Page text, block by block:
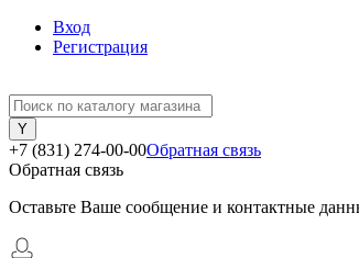
Вход
Регистрация
+7 (831) 274-00-00Обратная связь
Обратная связь
Оставьте Ваше сообщение и контактные